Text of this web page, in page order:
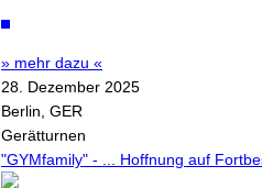
» mehr dazu «
28. Dezember 2025
Berlin, GER
Gerätturnen
"GYMfamily" - ... Hoffnung auf